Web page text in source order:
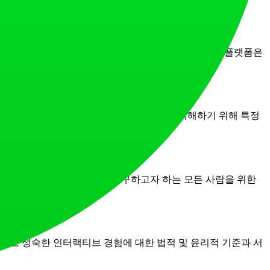
릭터라도 생성하거나 상호작용할 수 있습니다. 이 플랫폼은
채팅이 모델 개선에 사용되는지 여부를 이해하기 위해 특정
브와 AI 동반자 관계를 탐구하고자 하는 모든 사람을 위한
고 성숙한 인터랙티브 경험에 대한 법적 및 윤리적 기준과 서